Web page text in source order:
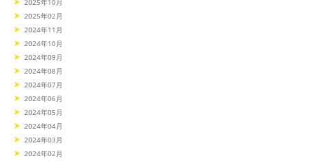
2025年02月
2024年11月
2024年10月
2024年09月
2024年08月
2024年07月
2024年06月
2024年05月
2024年04月
2024年03月
2024年02月